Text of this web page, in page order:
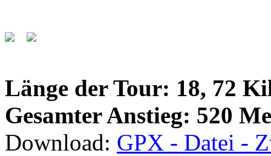
Länge der Tour: 18, 72
Gesamter Anstieg: 520
Download: GPX - Datei -